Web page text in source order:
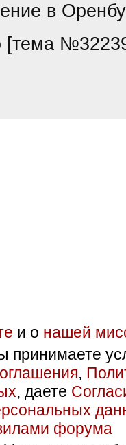
в
[тема
и о нашей
принимаете
,
, даете
форума